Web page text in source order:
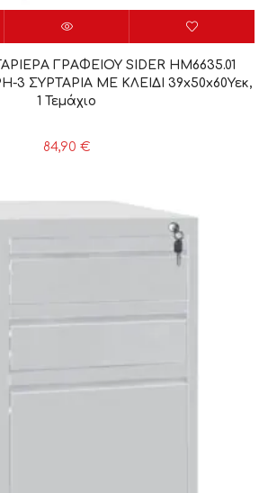
ΓΡΑΦΕΙΟΥ SIDER HM6635.01
3 ΣΥΡΤΑΡΙΑ ΜΕ ΚΛΕΙΔΙ 39x50x60Υεκ,
1 Τεμάχιο
84,90 €